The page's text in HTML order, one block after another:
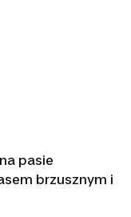
pasie
brzusznym i